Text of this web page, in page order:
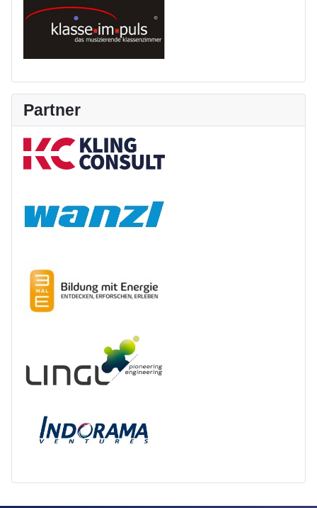
Partner